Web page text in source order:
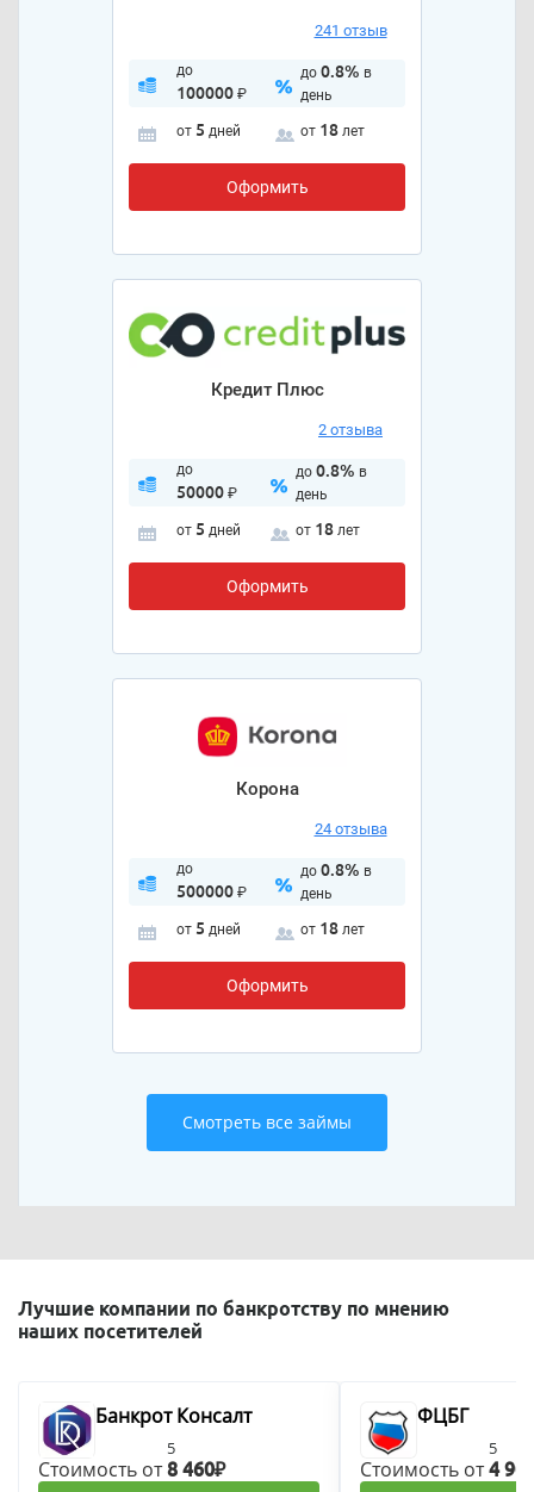
241 отзыв
до
100000₽
до 0.8% в
день
от 5 дней от 18 лет
Оформить
Кредит Плюс
2 отзыва
до
50000₽
до 0.8% в
день
от 5 дней от 18 лет
Оформить
Корона
24 отзыва
до
500000₽
до 0.8% в
день
от 5 дней от 18 лет
Оформить
Смотреть все займы
Лучшие компании по банкротству по мнению
наших посетителей
Банкрот Консалт
5
Стоимость от8 460₽
ФЦБГ
5
Стоимость от4